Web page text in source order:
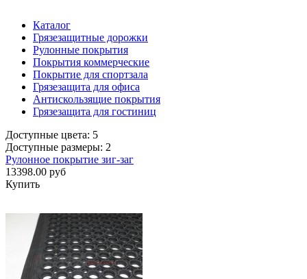
Каталог
Грязезащитные дорожки
Рулонные покрытия
Покрытия коммерческие
Покрытие для спортзала
Грязезащита для офиса
Антискользящие покрытия
Грязезащита для гостиниц
Доступные цвета: 5
Доступные размеры: 2
Рулонное покрытие зиг-заг
13398.00 руб
Купить